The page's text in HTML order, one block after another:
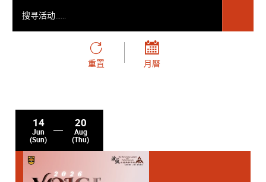
重置 月曆
14
Jun
(Sun)
20
Aug
(Thu)